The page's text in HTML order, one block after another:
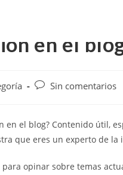
en el
Sin comentarios
el blog? Contenido útil,
que eres un experto de la
opinar sobre temas